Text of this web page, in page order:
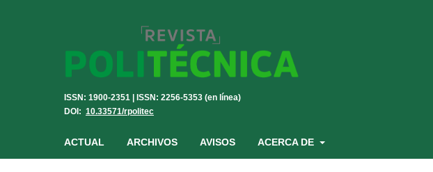
ISSN: 1900-2351 | ISSN: 2256-5353 (en línea)
DOI: 10.33571/rpolitec
ACTUAL ARCHIVOS AVISOS ACERCA DE